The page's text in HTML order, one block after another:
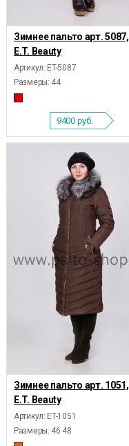
Зимнее пальто арт. 5087,
E.T. Beauty
Артикул: ET-5087
Размеры: 44
9400 руб.
Зимнее пальто арт. 1051,
E.T. Beauty
Артикул: ET-1051
Размеры: 46 48